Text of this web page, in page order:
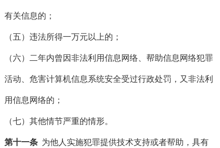
有关信息的；
（五）违法所得一万元以上的；
（六）二年内曾因非法利用信息网络、帮助信息网络犯罪
活动、危害计算机信息系统安全受过行政处罚，又非法利
用信息网络的；
（七）其他情节严重的情形。
第十一条 为他人实施犯罪提供技术支持或者帮助，具有